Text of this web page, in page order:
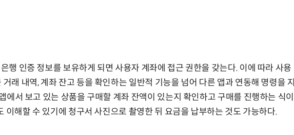
행 인증 정보를 보유하게 되면 사용자 계좌에 접근 권한을 갖는다. 이에 따라 사용
래 내역, 계좌 잔고 등을 확인하는 일반적 기능을 넘어 다른 앱과 연동해 명령을 지
에서 보고 있는 상품을 구매할 계좌 잔액이 있는지 확인하고 구매를 진행하는 식이
이해할 수 있기에 청구서 사진으로 촬영한 뒤 요금을 납부하는 것도 가능하다.